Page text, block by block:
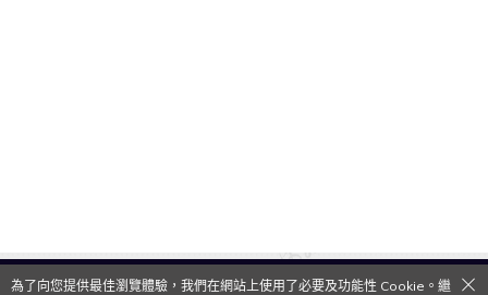
為了向您提供最佳瀏覽體驗，我們在網站上使用了必要及功能性 Cookie。繼